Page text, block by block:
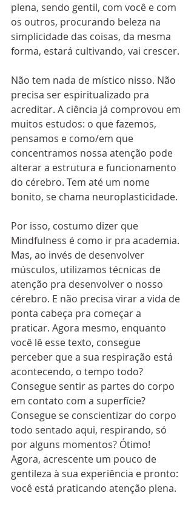
plena, sendo gentil, com você e com
os outros, procurando beleza na
simplicidade das coisas, da mesma
forma, estará cultivando, vai crescer.
Não tem nada de místico nisso. Não
precisa ser espiritualizado pra
acreditar. A ciência já comprovou em
muitos estudos: o que fazemos,
pensamos e como/em que
concentramos nossa atenção pode
alterar a estrutura e funcionamento
do cérebro. Tem até um nome
bonito, se chama neuroplasticidade.
Por isso, costumo dizer que
Mindfulness é como ir pra academia.
Mas, ao invés de desenvolver
músculos, utilizamos técnicas de
atenção pra desenvolver o nosso
cérebro. E não precisa virar a vida de
ponta cabeça pra começar a
praticar. Agora mesmo, enquanto
você lê esse texto, consegue
perceber que a sua respiração está
acontecendo, o tempo todo?
Consegue sentir as partes do corpo
em contato com a superfície?
Consegue se conscientizar do corpo
todo sentado aqui, respirando, só
por alguns momentos? Ótimo!
Agora, acrescente um pouco de
gentileza à sua experiência e pronto:
você está praticando atenção plena.